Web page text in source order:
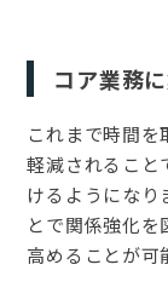
コア業務
これまで時間
軽減されること
けるようになり
とで関係強化を
高めることが可